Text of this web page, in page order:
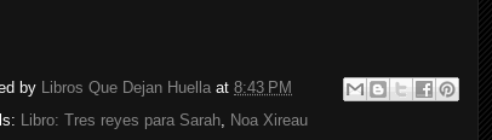
by Libros Que Dejan Huella at 8:43 PM
Libro: Tres reyes para Sarah, Noa Xireau